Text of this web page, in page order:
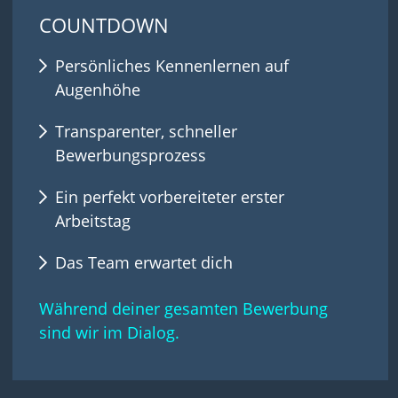
COUNTDOWN
Persönliches Kennenlernen auf
Augenhöhe
Transparenter, schneller
Bewerbungsprozess
Ein perfekt vorbereiteter erster
Arbeitstag
Das Team erwartet dich
Während deiner gesamten Bewerbung
sind wir im Dialog.